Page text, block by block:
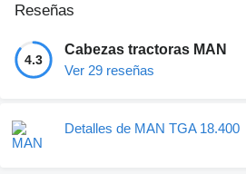
Reseñas
4.3
Cabezas tractoras MAN
Ver 29 reseñas
Detalles de MAN TGA 18.400